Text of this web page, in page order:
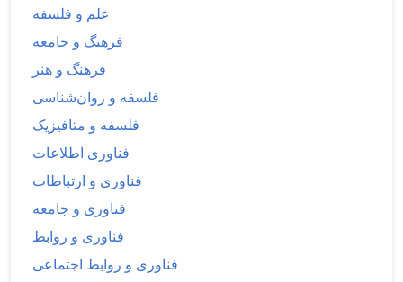
علم و فلسفه
فرهنگ و جامعه
فرهنگ و هنر
فلسفه و روان‌شناسی
فلسفه و متافیزیک
فناوری اطلاعات
فناوری و ارتباطات
فناوری و جامعه
فناوری و روابط
فناوری و روابط اجتماعی